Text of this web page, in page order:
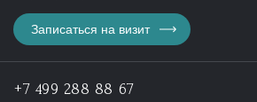
Записаться на визит
+7 499 288 88 67